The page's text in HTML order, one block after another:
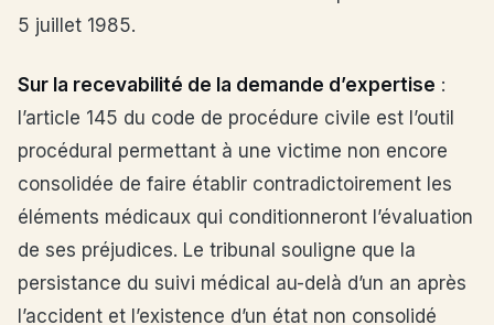
5 juillet 1985.
Sur la recevabilité de la demande d’expertise :
l’article 145 du code de procédure civile est l’outil
procédural permettant à une victime non encore
consolidée de faire établir contradictoirement les
éléments médicaux qui conditionneront l’évaluation
de ses préjudices. Le tribunal souligne que la
persistance du suivi médical au-delà d’un an après
l’accident et l’existence d’un état non consolidé